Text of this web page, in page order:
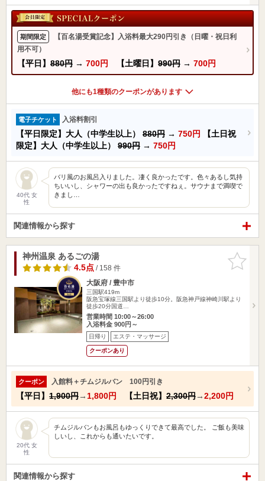
期間限定
【百名湯受賞記念】入浴料最大290円引き（日曜・祝日利
用不可）
【平日】 880円 → 700円 【土曜日】 990円 → 700円
他にも1種類のクーポンがあります
電子チケット 入浴料割引
【平日限定】大人（中学生以上） 880円 → 750円
【土日祝
限定】大人（中学生以上） 990円 → 750円
40代 女
性
バリ風のお風呂入りました。凄く良かったです。色々あるし気持
ちいいし、シャワーの出も良かったですねぇ。サウナまで満喫で
きまし…
関連情報から探す
お気に入
りに追加
神州温泉 あるごの湯
4.5点 / 158 件
大阪府 / 豊中市
三国駅419m
阪急宝塚線三国駅より徒歩10分。阪急神戸線神崎川駅より
徒歩20分国道…
営業時間 10:00～26:00
入浴料金 900円～
日帰り エステ・マッサージ
クーポンあり
クーポン 入館料＋チムジルバン 100円引き
【平日】 1,900円→ 1,800円 【土日祝】 2,300円→2,200円
20代 女
性
チムジルバンもお風呂もゆっくりできて最高でした。 ご飯も美味
しいし、これからも通いたいです。
関連情報から探す